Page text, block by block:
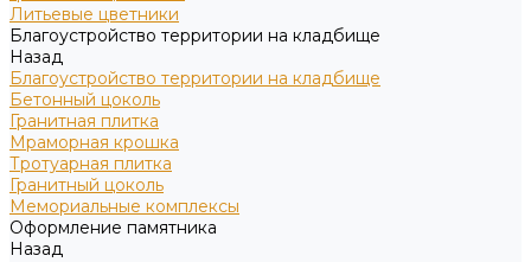
Литьевые цветники
Благоустройство территории на кладбище
Назад
Благоустройство территории на кладбище
Бетонный цоколь
Гранитная плитка
Мраморная крошка
Тротуарная плитка
Гранитный цоколь
Мемориальные комплексы
Оформление памятника
Назад